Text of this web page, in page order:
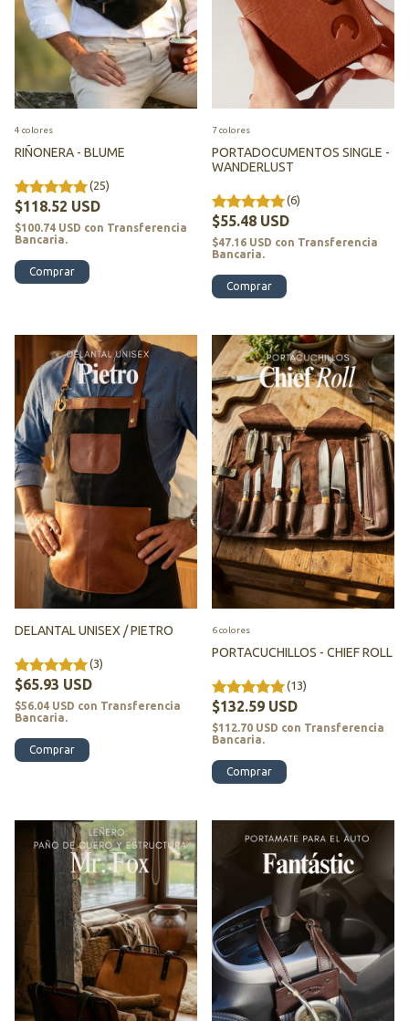
RIÑONERA - BLUME
(25)
$118.52 USD
$100.74 USD con Transferencia
Bancaria.
4 colores
Comprar
PORTADOCUMENTOS SINGLE -
WANDERLUST
(6)
$55.48 USD
$47.16 USD con Transferencia
Bancaria.
7 colores
Comprar
DELANTAL UNISEX / PIETRO
(3)
$65.93 USD
$56.04 USD con Transferencia
Bancaria.
PORTACUCHILLOS - CHIEF ROLL
(13)
$132.59 USD
$112.70 USD con Transferencia
Bancaria.
6 colores
Comprar